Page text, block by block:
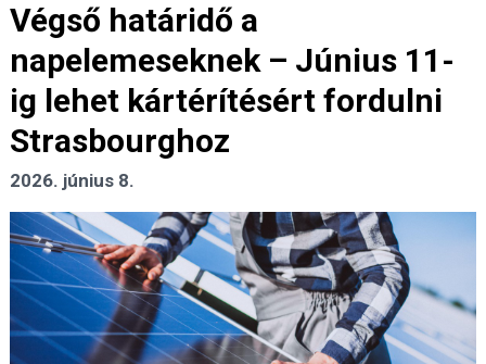
Végső határidő a
napelemeseknek – Június 11-
ig lehet kártérítésért fordulni
Strasbourghoz
2026. június 8.